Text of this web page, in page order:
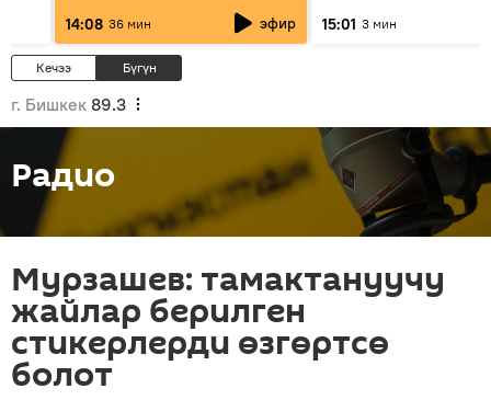
14:08 36 мин эфир 15:01 3 мин
Кечээ Бүгүн
г. Бишкек 89.3
Радио
Мурзашев: тамактануучу
жайлар берилген
стикерлерди өзгөртсө
болот